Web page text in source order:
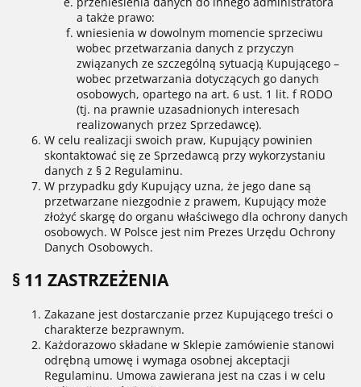
a także prawo:
wniesienia w dowolnym momencie sprzeciwu
wobec przetwarzania danych z przyczyn
związanych ze szczególną sytuacją Kupującego –
wobec przetwarzania dotyczących go danych
osobowych, opartego na art. 6 ust. 1 lit. f RODO
(tj. na prawnie uzasadnionych interesach
realizowanych przez Sprzedawcę).
W celu realizacji swoich praw, Kupujący powinien
skontaktować się ze Sprzedawcą przy wykorzystaniu
danych z § 2 Regulaminu.
W przypadku gdy Kupujący uzna, że jego dane są
przetwarzane niezgodnie z prawem, Kupujący może
złożyć skargę do organu właściwego dla ochrony danych
osobowych. W Polsce jest nim Prezes Urzędu Ochrony
Danych Osobowych.
§ 11 ZASTRZEŻENIA
Zakazane jest dostarczanie przez Kupującego treści o
charakterze bezprawnym.
Każdorazowo składane w Sklepie zamówienie stanowi
odrębną umowę i wymaga osobnej akceptacji
Regulaminu. Umowa zawierana jest na czas i w celu